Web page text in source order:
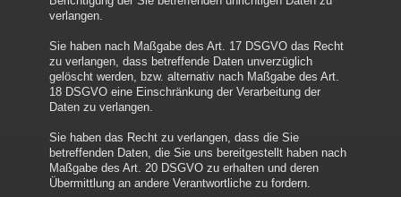
verlangen.
Sie haben nach Maßgabe des Art. 17 DSGVO das Recht
zu verlangen, dass betreffende Daten unverzüglich
gelöscht werden, bzw. alternativ nach Maßgabe des Art.
18 DSGVO eine Einschränkung der Verarbeitung der
Daten zu verlangen.
Sie haben das Recht zu verlangen, dass die Sie
betreffenden Daten, die Sie uns bereitgestellt haben nach
Maßgabe des Art. 20 DSGVO zu erhalten und deren
Übermittlung an andere Verantwortliche zu fordern.